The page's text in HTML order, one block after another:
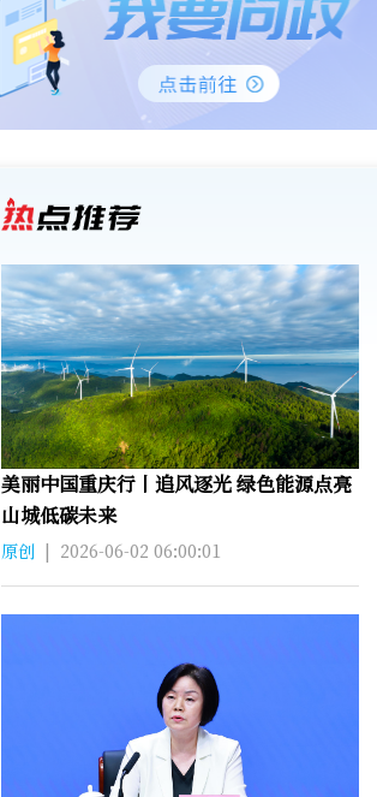
美丽中国重庆行丨追风逐光 绿色能源点亮
山城低碳未来
原创 | 2026-06-02 06:00:01